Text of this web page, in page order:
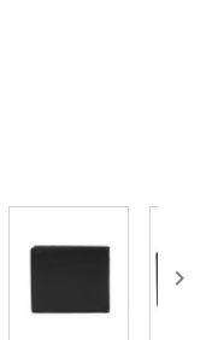
